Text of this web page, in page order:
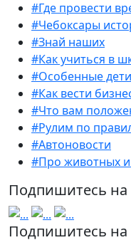
#Где провести
#Чебоксары
#Знай наших
#Как учиться в
#Особенные дети
#Как вести
#Что вам
#Рулим по
#Автоновости
#Про животных
Подпишитесь на
Подпишитесь